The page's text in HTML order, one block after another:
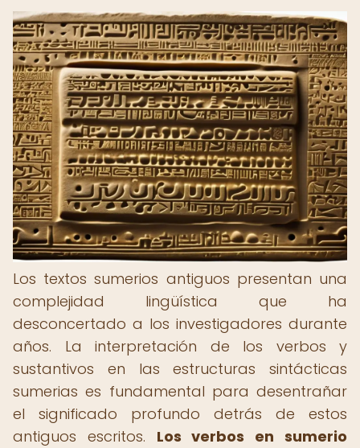
Los textos sumerios antiguos presentan una
complejidad lingüística que ha
desconcertado a los investigadores durante
años. La interpretación de los verbos y
sustantivos en las estructuras sintácticas
sumerias es fundamental para desentrañar
el significado profundo detrás de estos
antiguos escritos. Los verbos en sumerio